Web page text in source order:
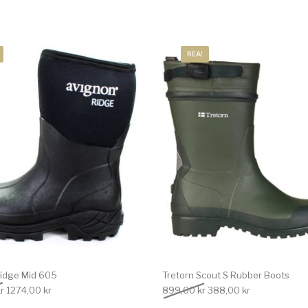
Mid 605
Det ursprungliga priset var: 1699,00 kr.
1274,00 krDet nuvarande priset är: 1274,00 kr.
REA!
Tretorn Scout S Rubber Boots
899,00krDet ursprungliga
388,00 krDet